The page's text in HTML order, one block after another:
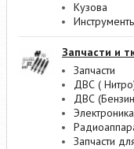
Кузова
Запчасти и
Запчасти
ДВС (
ДВС
Электроника
Запчасти